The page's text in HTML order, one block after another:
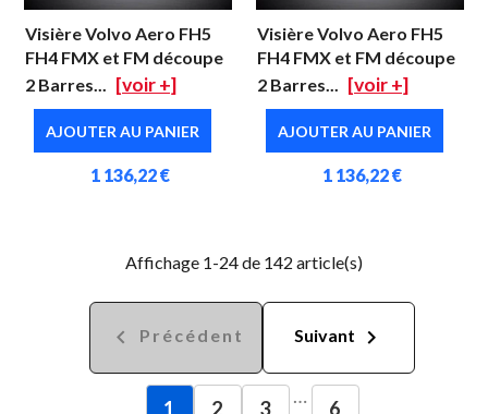
Visière Volvo Aero FH5
FH4 FMX et FM découpe
2 Barres... [voir +]
AJOUTER AU PANIER
1 136,22 €
Visière Volvo Aero FH5
FH4 FMX et FM découpe
2 Barres... [voir +]
AJOUTER AU PANIER
1 136,22 €
Affichage 1-24 de 142 article(s)
 Précédent Suivant 
1 2 3
…
6